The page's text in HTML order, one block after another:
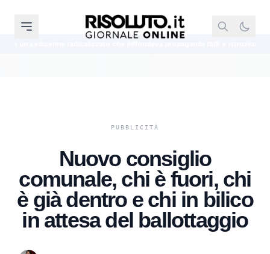
Nuovo consiglio
comunale, chi è fuori, chi
è già dentro e chi in bilico
in attesa del ballottaggio